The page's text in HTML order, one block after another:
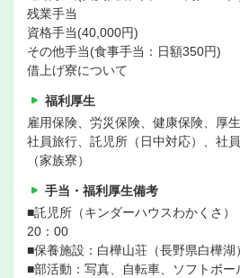
残業手当
資格手当(40,000円)
その他手当(食事手当：日額350円)
借上げ寮について
福利厚生
雇用保険、労災保険、健康保険、厚
社員旅行、託児所（日中対応）、社
（家族寮）
手当・福利厚生備考
■託児所（キンダーハウスわかくさ）
20：00
■保養施設：白樺山荘（長野県白樺湖）
■部活動：写真、自転車、ソフトボ